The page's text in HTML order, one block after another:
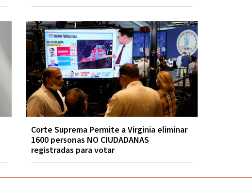
Corte Suprema Permite a Virginia eliminar
1600 personas NO CIUDADANAS
registradas para votar